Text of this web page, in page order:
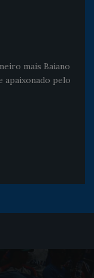
mais Baiano
apaixonado pelo